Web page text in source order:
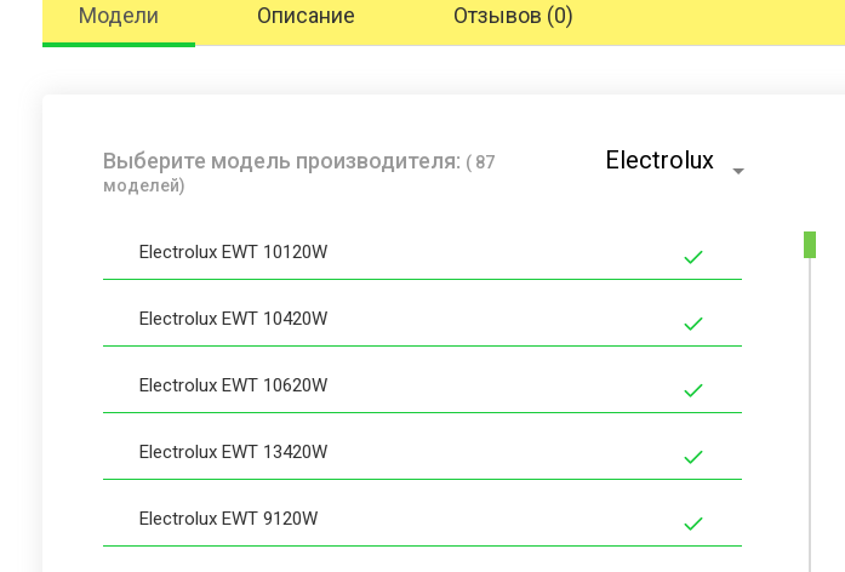
Модели Описание Отзывов (0)
Выберите модель производителя: ( 87
моделей)
Electrolux
Electrolux EWT 10120W
Electrolux EWT 10420W
Electrolux EWT 10620W
Electrolux EWT 13420W
Electrolux EWT 9120W